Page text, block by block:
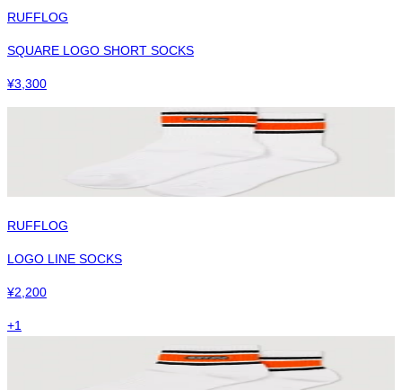
RUFFLOG
SQUARE LOGO SHORT SOCKS
¥3,300
RUFFLOG
LOGO LINE SOCKS
¥2,200
+1